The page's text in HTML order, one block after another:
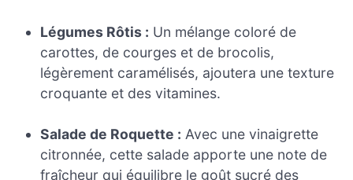
Légumes Rôtis : Un mélange coloré de
carottes, de courges et de brocolis,
légèrement caramélisés, ajoutera une texture
croquante et des vitamines.
Salade de Roquette : Avec une vinaigrette
citronnée, cette salade apporte une note de
fraîcheur qui équilibre le goût sucré des